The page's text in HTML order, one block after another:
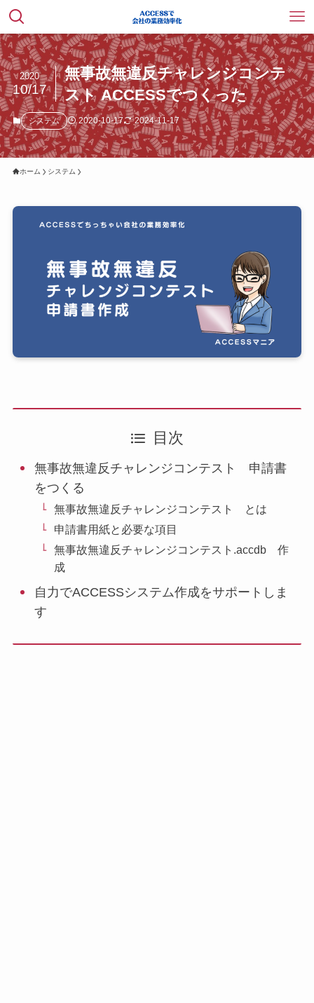
無事故無違反チャレンジコンテ
スト ACCESSでつくった
2020
10/17
システム 2020-10-17 2024-11-17
ホーム システム
目次
無事故無違反チャレンジコンテスト 申請書
をつくる
無事故無違反チャレンジコンテスト とは
申請書用紙と必要な項目
無事故無違反チャレンジコンテスト.accdb 作
成
自力でACCESSシステム作成をサポートしま
す